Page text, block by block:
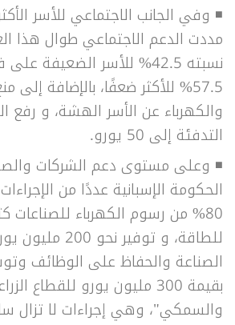
◾ وفي الجانب الاجتماعي للأسر
مددت الدعم الاجتماعي طوال هذا
نسبته 42.5% للأسر الضعيفة
57.5% للأكثر ضعفًا، بالإضافة
والكهرباء عن الأسر الهشة، و رفع
التدفئة إلى 50 يورو.
◾ وعلى مستوى دعم الشركات
الحكومة الإسبانية عددًا من
80% من رسوم الكهرباء للصناعات
للطاقة، و توفير
الصناعة والحفاظ على الوظائف
بقيمة 300 مليون يورو للقطاع
والسمكي"، وهي إجراءات لا تزال